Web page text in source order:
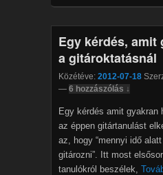
Egy kérdés, amit
a gitároktatásnál
Közétéve: 2012-07-18
— 6 hozzászólás ↓
Egy kérdés amit gyakran
az éppen gitártanulást
az, hogy “mennyi idő
gitározni”. Itt most
tanulókról beszélek,